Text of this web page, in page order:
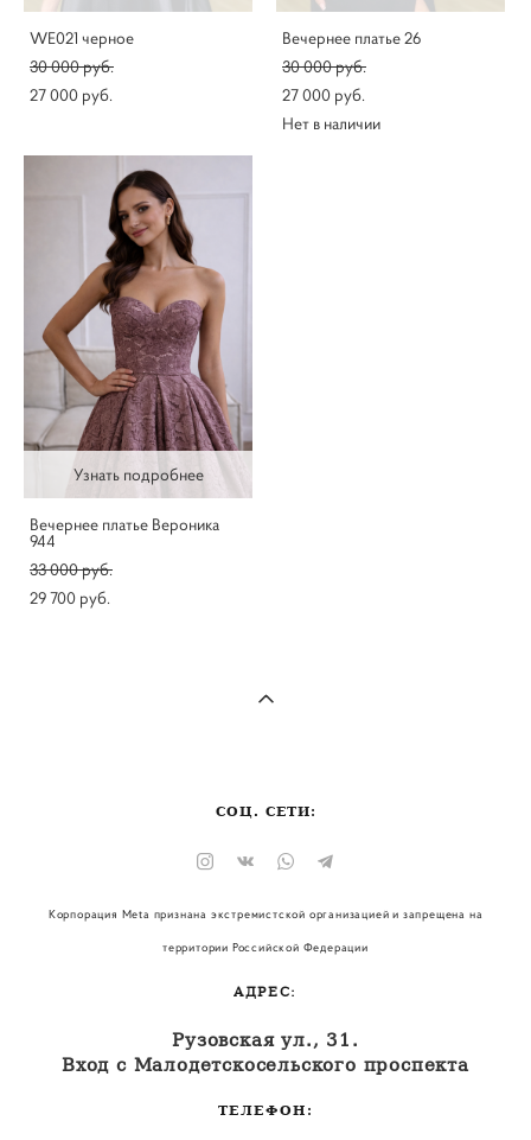
WE021 черное
30 000 pуб.
27 000 pуб.
Вечернее платье 26
30 000 pуб.
27 000 pуб.
Нет в наличии
Узнать подробнее
Вечернее платье Вероника
944
33 000 pуб.
29 700 pуб.
СОЦ. СЕТИ:
Корпорация Meta признана экстремистской организацией и запрещена на
территории Российской Федерации
АДРЕС:
Рузовская ул., 31.
Вход с Малодетскосельского проспекта
ТЕЛЕФОН: